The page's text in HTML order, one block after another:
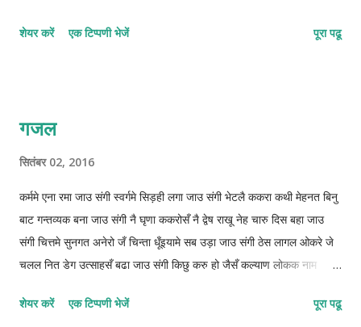
शेयर करें एक टिप्पणी भेजें पूरा पढू
गजल
सितंबर 02, 2016
कर्ममे एना रमा जाउ संगी स्वर्गमे सिड़ही लगा जाउ संगी भेटलै ककरा कथी मेहनत बिनु
बाट गन्तव्यक बना जाउ संगी नै घृणा ककरोसँ नै द्वेष राखू नेह चारु दिस बहा जाउ
संगी चित्तमे सुनगत अनेरो जँ चिन्ता धूँइयामे सब उड़ा जाउ संगी ठेस लागल ओकरे जे
चलल नित डेग उत्साहसँ बढा जाउ संगी किछु करु हो जैसँ कल्याण लोकक नाम
फाइलुन–मुस्तफइलुन–फाइलातुन © कुन्दन कुमार कर्ण
शेयर करें एक टिप्पणी भेजें पूरा पढू